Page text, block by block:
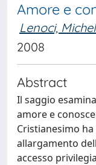
Amore e
Lenoci,
2008
Abstract
Il saggio
amore e
Cristianesimo
allargamento
accesso